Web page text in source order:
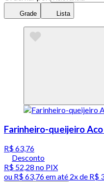
Grade Lista
Farinheiro-queijeiro
R$ 63,76
Desconto
R$ 52,28 no PIX
ou R$ 63,76em até 2x de R$